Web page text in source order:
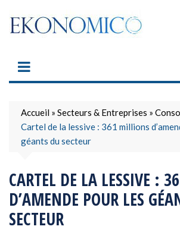
content
Accueil » Secteurs & Entreprises »
Cartel de la lessive : 361 millions
géants du secteur
CARTEL DE LA LESSIVE :
D’AMENDE POUR LES
SECTEUR